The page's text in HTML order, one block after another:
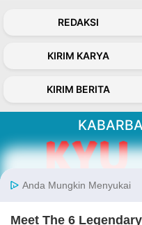
REDAKSI
KIRIM KARYA
KIRIM BERITA